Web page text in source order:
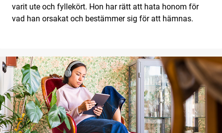
varit ute och fyllekört. Hon har rätt att hata honom för
vad han orsakat och bestämmer sig för att hämnas.